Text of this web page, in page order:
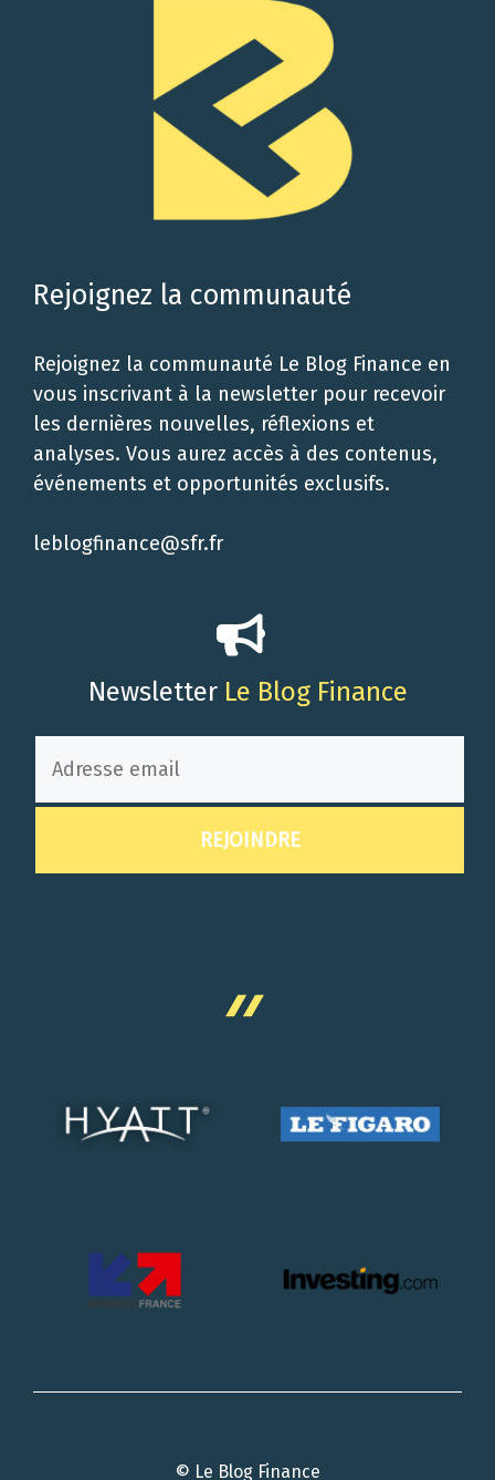
Rejoignez la communauté
Rejoignez la communauté Le Blog Finance en
vous inscrivant à la newsletter pour recevoir
les dernières nouvelles, réflexions et
analyses. Vous aurez accès à des contenus,
événements et opportunités exclusifs.
leblogfinance@sfr.fr
Newsletter Le Blog Finance
© Le Blog Finance